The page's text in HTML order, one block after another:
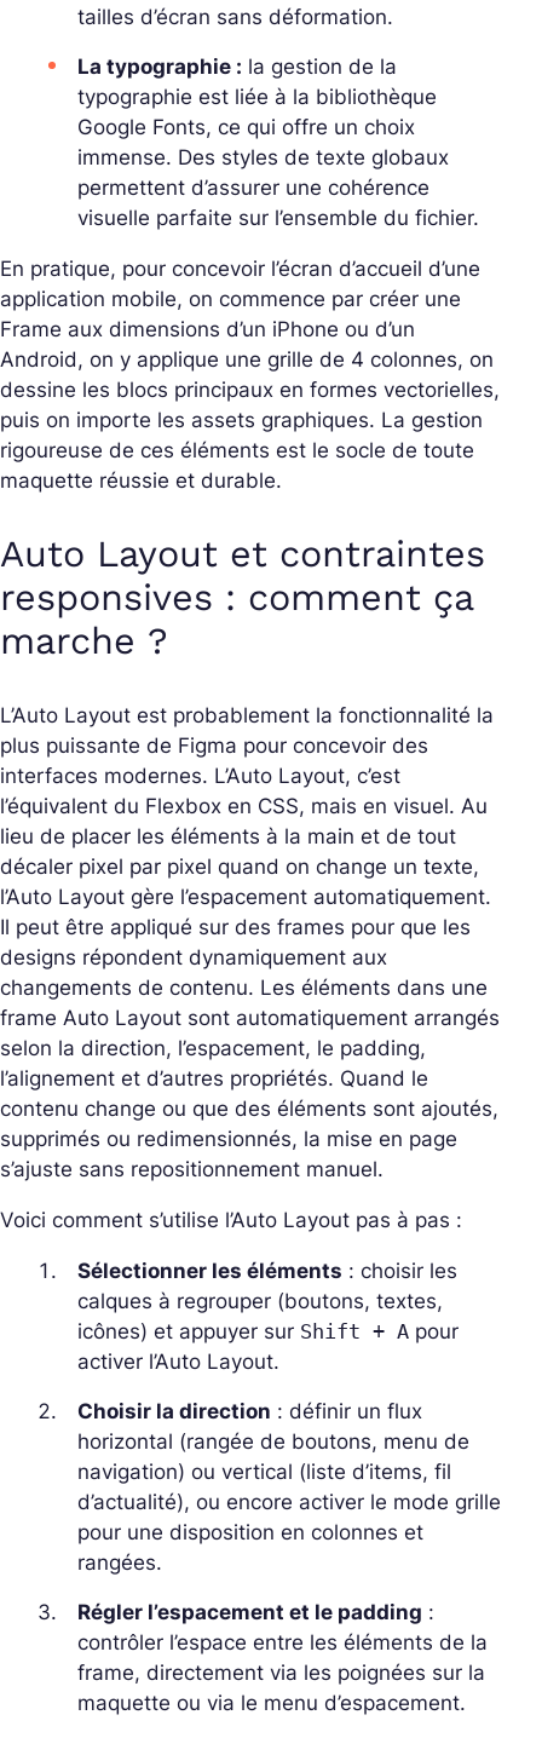
tailles d’écran sans déformation.
La typographie : la gestion de la
typographie est liée à la bibliothèque
Google Fonts, ce qui offre un choix
immense. Des styles de texte globaux
permettent d’assurer une cohérence
visuelle parfaite sur l’ensemble du fichier.
En pratique, pour concevoir l’écran d’accueil d’une
application mobile, on commence par créer une
Frame aux dimensions d’un iPhone ou d’un
Android, on y applique une grille de 4 colonnes, on
dessine les blocs principaux en formes vectorielles,
puis on importe les assets graphiques. La gestion
rigoureuse de ces éléments est le socle de toute
maquette réussie et durable.
Auto Layout et contraintes
responsives : comment ça
marche ?
L’Auto Layout est probablement la fonctionnalité la
plus puissante de Figma pour concevoir des
interfaces modernes. L’Auto Layout, c’est
l’équivalent du Flexbox en CSS, mais en visuel. Au
lieu de placer les éléments à la main et de tout
décaler pixel par pixel quand on change un texte,
l’Auto Layout gère l’espacement automatiquement.
Il peut être appliqué sur des frames pour que les
designs répondent dynamiquement aux
changements de contenu. Les éléments dans une
frame Auto Layout sont automatiquement arrangés
selon la direction, l’espacement, le padding,
l’alignement et d’autres propriétés. Quand le
contenu change ou que des éléments sont ajoutés,
supprimés ou redimensionnés, la mise en page
s’ajuste sans repositionnement manuel.
Voici comment s’utilise l’Auto Layout pas à pas :
Sélectionner les éléments : choisir les
calques à regrouper (boutons, textes,
icônes) et appuyer sur Shift + A pour
activer l’Auto Layout.
Choisir la direction : définir un flux
horizontal (rangée de boutons, menu de
navigation) ou vertical (liste d’items, fil
d’actualité), ou encore activer le mode grille
pour une disposition en colonnes et
rangées.
Régler l’espacement et le padding :
contrôler l’espace entre les éléments de la
frame, directement via les poignées sur la
maquette ou via le menu d’espacement.